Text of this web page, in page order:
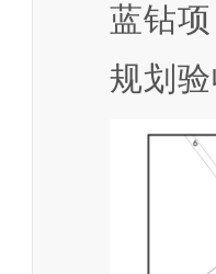
蓝钻
规划